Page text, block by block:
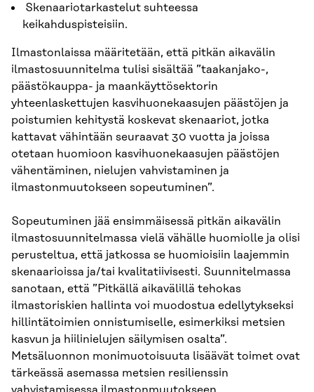
Skenaariotarkastelut suhteessa
keikahduspisteisiin.
Ilmastonlaissa määritetään, että pitkän aikavälin
ilmastosuunnitelma tulisi sisältää ”taakanjako-,
päästökauppa- ja maankäyttösektorin
yhteenlaskettujen kasvihuonekaasujen päästöjen ja
poistumien kehitystä koskevat skenaariot, jotka
kattavat vähintään seuraavat 30 vuotta ja joissa
otetaan huomioon kasvihuonekaasujen päästöjen
vähentäminen, nielujen vahvistaminen ja
ilmastonmuutokseen sopeutuminen”.
Sopeutuminen jää ensimmäisessä pitkän aikavälin
ilmastosuunnitelmassa vielä vähälle huomiolle ja olisi
perusteltua, että jatkossa se huomioisiin laajemmin
skenaarioissa ja/tai kvalitatiivisesti. Suunnitelmassa
sanotaan, että ”Pitkällä aikavälillä tehokas
ilmastoriskien hallinta voi muodostua edellytykseksi
hillintätoimien onnistumiselle, esimerkiksi metsien
kasvun ja hiilinielujen säilymisen osalta”.
Metsäluonnon monimuotoisuuta lisäävät toimet ovat
tärkeässä asemassa metsien resilienssin